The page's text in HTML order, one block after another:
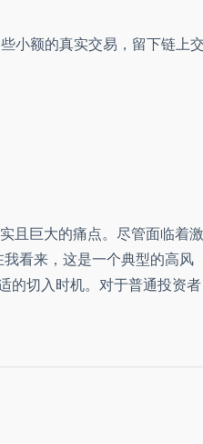
小额的真实交易，留下链上
且巨大的痛点。尽管面临着激
看来，这是一个典型的高风
的切入时机。对于普通投资者